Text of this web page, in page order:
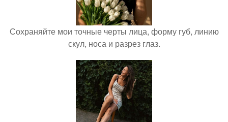
Сохраняйте мои точные черты лица, форму губ, линию
скул, носа и разрез глаз.